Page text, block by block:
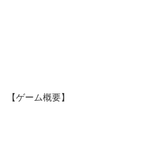
【ゲーム概要】